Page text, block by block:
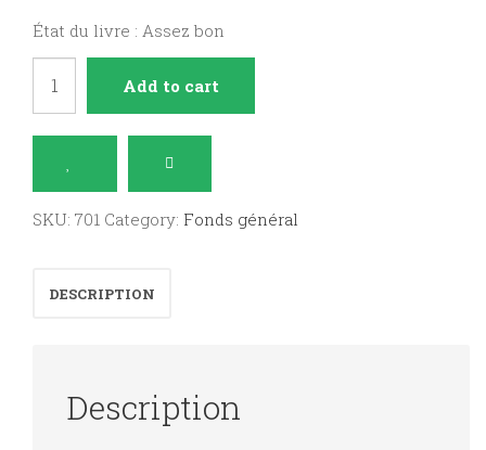
État du livre : Assez bon
celui
thérapeutique,
Add to cart
SKU: 701 Category: Fonds général
DESCRIPTION
Description